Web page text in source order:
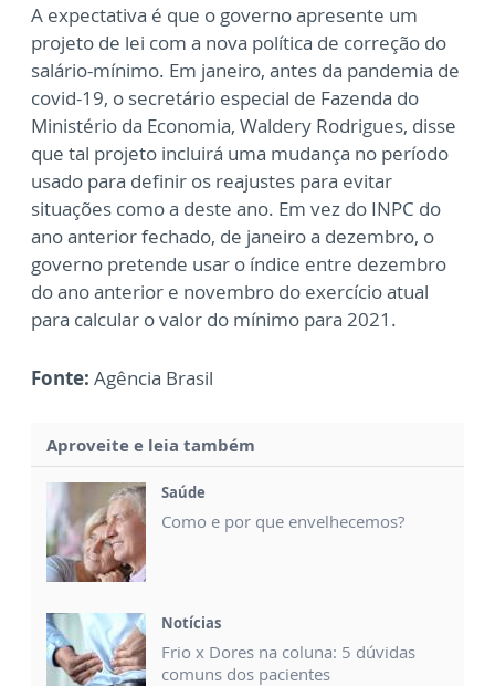
A expectativa é que o governo apresente um
projeto de lei com a nova política de correção do
salário-mínimo. Em janeiro, antes da pandemia de
covid-19, o secretário especial de Fazenda do
Ministério da Economia, Waldery Rodrigues, disse
que tal projeto incluirá uma mudança no período
usado para definir os reajustes para evitar
situações como a deste ano. Em vez do INPC do
ano anterior fechado, de janeiro a dezembro, o
governo pretende usar o índice entre dezembro
do ano anterior e novembro do exercício atual
para calcular o valor do mínimo para 2021.
Fonte: Agência Brasil
Aproveite e leia também
Saúde
Como e por que envelhecemos?
Notícias
Frio x Dores na coluna: 5 dúvidas
comuns dos pacientes